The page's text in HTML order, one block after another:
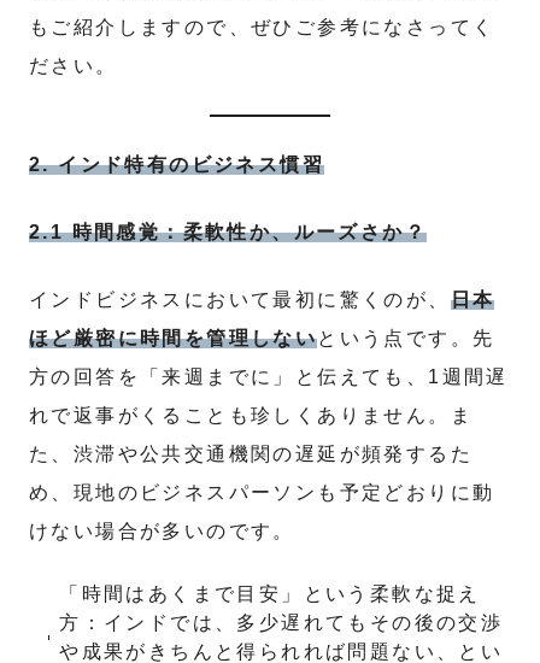
もご紹介しますので、ぜひご参考になさってく
ださい。
2. インド特有のビジネス慣習
2.1 時間感覚：柔軟性か、ルーズさか？
インドビジネスにおいて最初に驚くのが、 日本
ほど厳密に時間を管理しないという点です。先
方の回答を「来週までに」と伝えても、1週間遅
れで返事がくることも珍しくありません。ま
た、渋滞や公共交通機関の遅延が頻発するた
め、現地のビジネスパーソンも予定どおりに動
けない場合が多いのです。
「時間はあくまで目安」という柔軟な捉え
方：インドでは、多少遅れてもその後の交渉
や成果がきちんと得られれば問題ない、とい